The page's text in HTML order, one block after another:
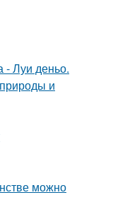
- Луи деньо.
и
можно